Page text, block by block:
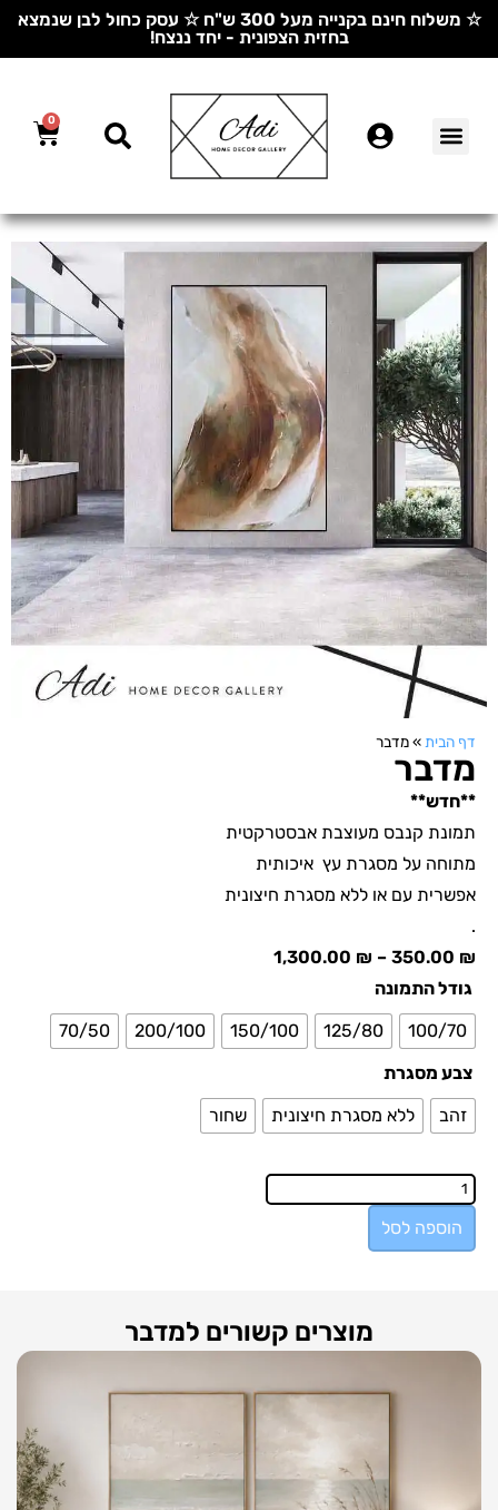
☆ משלוח חינם בקנייה מעל 300 ש"ח ☆ עסק כחול לבן שנמצא
בחזית הצפונית - יחד ננצח!
0
דף הבית »מדבר
מדבר
**חדש**
תמונת קנבס מעוצבת אבסטרקטית
מתוחה על מסגרת עץ איכותית
אפשרית עם או ללא מסגרת חיצונית
.
350.00 ₪
–
1,300.00 ₪
גודל התמונה
100/70
125/80
150/100
200/100
70/50
צבע מסגרת
זהב
ללא מסגרת חיצונית שחור
הוספה לסל
מוצרים קשורים למדבר